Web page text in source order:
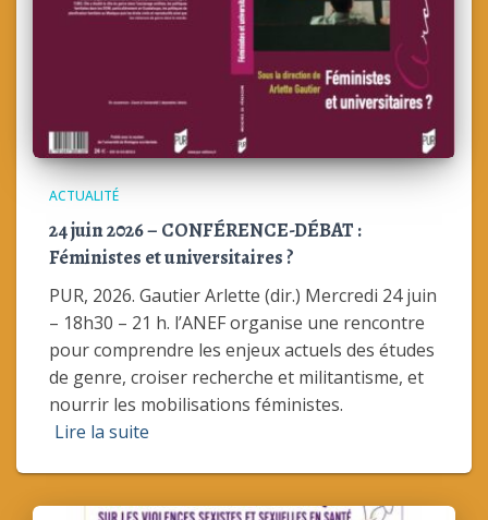
ACTUALITÉ
24 juin 2026 – CONFÉRENCE-DÉBAT :
Féministes et universitaires ?
PUR, 2026. Gautier Arlette (dir.) Mercredi 24 juin
– 18h30 – 21 h. l’ANEF organise une rencontre
pour comprendre les enjeux actuels des études
de genre, croiser recherche et militantisme, et
nourrir les mobilisations féministes.
Lire la suite